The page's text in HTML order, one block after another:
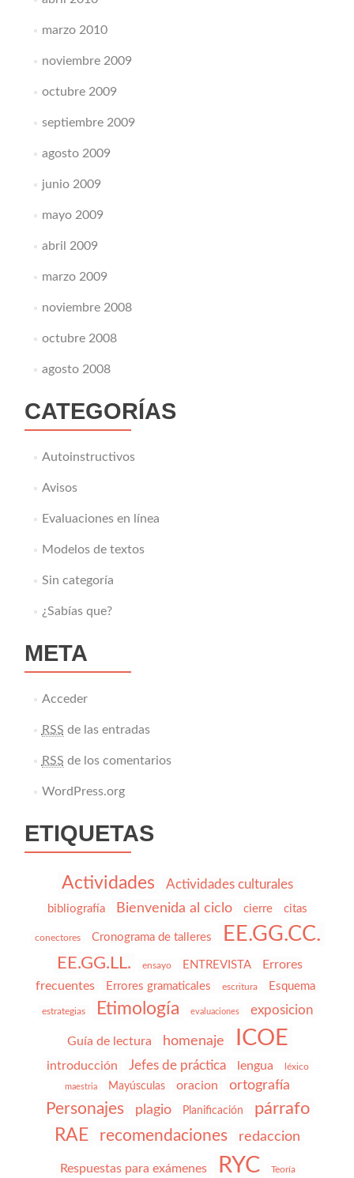
marzo 2010
noviembre 2009
octubre 2009
septiembre 2009
agosto 2009
junio 2009
mayo 2009
abril 2009
marzo 2009
noviembre 2008
octubre 2008
agosto 2008
CATEGORÍAS
Autoinstructivos
Avisos
Evaluaciones en línea
Modelos de textos
Sin categoría
¿Sabías que?
META
Acceder
RSS de las entradas
RSS de los comentarios
WordPress.org
ETIQUETAS
Actividades Actividades culturales
bibliografía Bienvenida al ciclo cierre citas
conectores Cronograma de talleres EE.GG.CC.
EE.GG.LL. ensayo ENTREVISTA
Errores
frecuentes
Errores gramaticales escritura Esquema
estrategias Etimología evaluaciones exposicion
Guía de lectura homenaje ICOE
introducción Jefes de práctica lengua léxico
maestria Mayúsculas oracion ortografía
Personajes plagio Planificación párrafo
RAE recomendaciones redaccion
Respuestas para exámenes RYC Teoría